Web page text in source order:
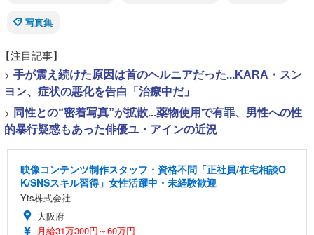
写真集
【注目記事】
> 手が震え続けた原因は首のヘルニアだった...KARA・スン
ヨン、症状の悪化を告白「治療中だ」
> 同性との“密着写真”が拡散...薬物使用で有罪、男性への性
的暴行疑惑もあった俳優ユ・アインの近況
映像コンテンツ制作スタッフ・資格不問「正社員/在宅相談O
K/SNSスキル習得」女性活躍中・未経験歓迎
Yts株式会社
大阪府
月給31万300円～60万円